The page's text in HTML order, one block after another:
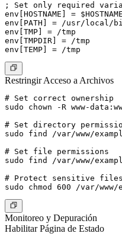
; Set only required
env[HOSTNAME] = $HOSTNAME
env[PATH] = /usr/local/
env[TMP] = /tmp
env[TMPDIR] = /tmp
Restringir Acceso a Archivos
# Set correct ownership
sudo chown -R www-
# Set directory
sudo find /var/www/
# Set file permissions
sudo find /var/www/
# Protect sensitive files
Monitoreo y Depuración
Habilitar Página de Estado